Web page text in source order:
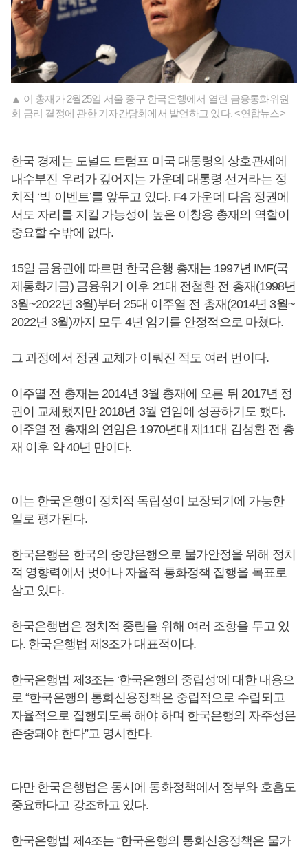
▲ 이 총재가 2월25일 서울 중구 한국은행에서 열린 금융통화위원
회 금리 결정에 관한 기자간담회에서 발언하고 있다. <연합뉴스>
한국 경제는 도널드 트럼프 미국 대통령의 상호관세에
내수부진 우려가 깊어지는 가운데 대통령 선거라는 정
치적 ‘빅 이벤트’를 앞두고 있다. F4 가운데 다음 정권에
서도 자리를 지킬 가능성이 높은 이창용 총재의 역할이
중요할 수밖에 없다.
15일 금융권에 따르면 한국은행 총재는 1997년 IMF(국
제통화기금) 금융위기 이후 21대 전철환 전 총재(1998년
3월~2022년 3월)부터 25대 이주열 전 총재(2014년 3월~
2022년 3월)까지 모두 4년 임기를 안정적으로 마쳤다.
그 과정에서 정권 교체가 이뤄진 적도 여러 번이다.
이주열 전 총재는 2014년 3월 총재에 오른 뒤 2017년 정
권이 교체됐지만 2018년 3월 연임에 성공하기도 했다.
이주열 전 총재의 연임은 1970년대 제11대 김성환 전 총
재 이후 약 40년 만이다.
이는 한국은행이 정치적 독립성이 보장되기에 가능한
일로 평가된다.
한국은행은 한국의 중앙은행으로 물가안정을 위해 정치
적 영향력에서 벗어나 자율적 통화정책 집행을 목표로
삼고 있다.
한국은행법은 정치적 중립을 위해 여러 조항을 두고 있
다. 한국은행법 제3조가 대표적이다.
한국은행법 제3조는 ‘한국은행의 중립성’에 대한 내용으
로 “한국은행의 통화신용정책은 중립적으로 수립되고
자율적으로 집행되도록 해야 하며 한국은행의 자주성은
존중돼야 한다”고 명시한다.
다만 한국은행법은 동시에 통화정책에서 정부와 호흡도
중요하다고 강조하고 있다.
한국은행법 제4조는 “한국은행의 통화신용정책은 물가